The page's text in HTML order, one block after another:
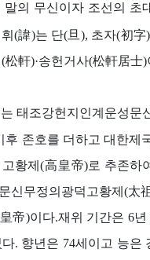
말의 무신이자 조선의 초
(諱)는 단(旦), 초자(初
松軒)·송헌거사(松軒居士)
태조강헌지인계운성
후 존호를 더하고 대한제
황제(高皇帝)로 추존하
신무정의광덕고황제(太
帝)이다.재위 기간은 6
. 향년은 74세이고 능은